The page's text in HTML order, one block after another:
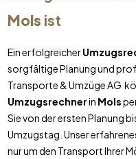
Mols ist
Ein erfolgreicher
sorgfältige Planung und
Transporte & Umzüge AG
Umzugsrechnerin Mols
Sie von der ersten Planung
Umzugstag. Unser
nur um den Transport Ihrer